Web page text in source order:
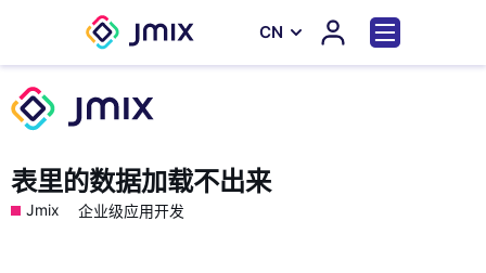
СN
表里的数据加载不出来
Jmix 企业级应用开发